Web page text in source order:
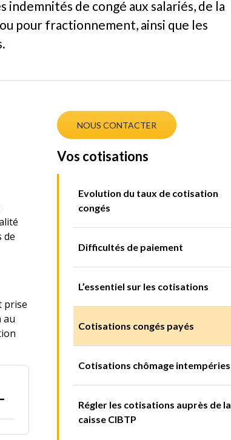
de congé aux salariés, de la
pour fractionnement, ainsi que les
de
prise
au
NOUS CONTACTER
Vos cotisations
Evolution du taux de cotisation
congés
Difficultés de paiement
L’essentiel sur les cotisations
Cotisations congés payés
Cotisations chômage intempéries
Régler les cotisations auprès de la
caisse CIBTP